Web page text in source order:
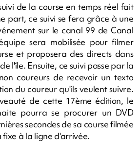
de la course en temps réel fait
part, ce suivi se fera grâce à une
sur le canal 99 de Canal
sera mobilisée pour filmer
et proposera des directs dans
l'île. Ensuite, ce suivi passe par la
coureurs de recevoir un texto
du coureur qu'ils veulent suivre.
de cette 17ème édition, le
pourra se procurer un DVD
secondes de sa course filmée
à la ligne d'arrivée.